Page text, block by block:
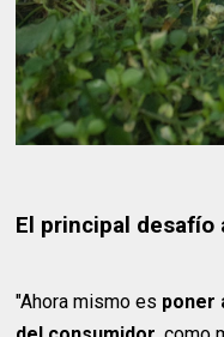
El principal desafío
"Ahora mismo es poner